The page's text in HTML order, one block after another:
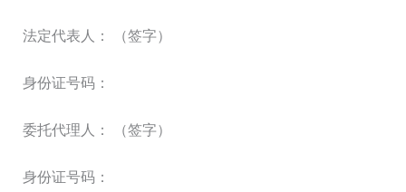
法定代表人： （签字）
身份证号码：
委托代理人： （签字）
身份证号码：